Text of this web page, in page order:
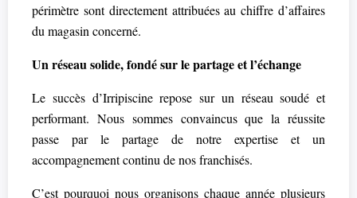
périmètre sont directement attribuées au chiffre d’affaires
du magasin concerné.
Un réseau solide, fondé sur le partage et l’échange
Le succès d’Irripiscine repose sur un réseau soudé et
performant. Nous sommes convaincus que la réussite
passe par le partage de notre expertise et un
accompagnement continu de nos franchisés.
C’est pourquoi nous organisons chaque année plusieurs